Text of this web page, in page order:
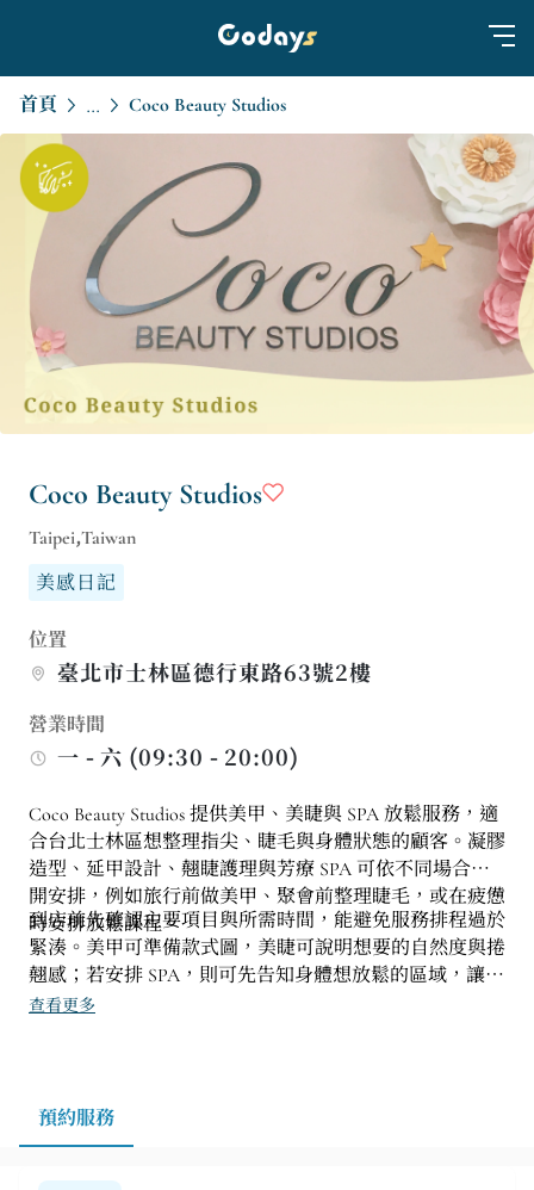
首頁 ... Coco Beauty Studios
Coco Beauty Studios
Taipei,Taiwan
美感日記
位置
臺北市士林區德行東路63號2樓
營業時間
一 - 六 (09:30 - 20:00)
Coco Beauty Studios 提供美甲、美睫與 SPA 放鬆服務，適
合台北士林區想整理指尖、睫毛與身體狀態的顧客。凝膠
造型、延甲設計、翹睫護理與芳療 SPA 可依不同場合分
開安排，例如旅行前做美甲、聚會前整理睫毛，或在疲憊
時安排放鬆課程。
到店前先確認主要項目與所需時間，能避免服務排程過於
緊湊。美甲可準備款式圖，美睫可說明想要的自然度與捲
翹感；若安排 SPA，則可先告知身體想放鬆的區域，讓服
務更貼合需求。
查看更多
預約服務